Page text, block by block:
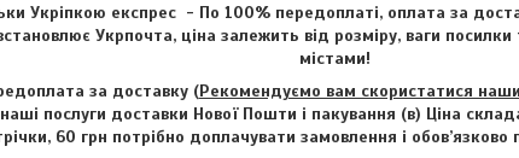
Укріпкою експрес - По 100% передоплаті, оплата за
Укрпочта, ціна залежить від розміру, ваги
містами!
за доставку (Рекомендуємо вам скористатися
послуги доставки Нової Пошти і пакування (в) Ціна
60 грн потрібно доплачувати замовлення і